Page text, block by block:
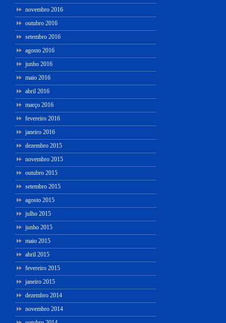
novembro 2016
outubro 2016
setembro 2016
agosto 2016
junho 2016
maio 2016
abril 2016
março 2016
fevereiro 2016
janeiro 2016
dezembro 2015
novembro 2015
outubro 2015
setembro 2015
agosto 2015
julho 2015
junho 2015
maio 2015
abril 2015
fevereiro 2015
janeiro 2015
dezembro 2014
novembro 2014